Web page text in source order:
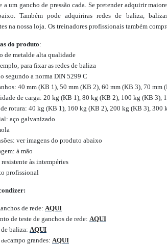
a um gancho de pressão cada. Se pretender adquirir
Também podeadquiriras redes de baliza,
na nossa loja Os treinadores profissionais também
do produto:
de metalde alta qualidade
para fixar as redes de baliza
segundo a norma DIN 5299 C
40 mm (KB 1), 50 mm (KB 2), 60 mm (KB 3), 70 mm
de carga: 20 kg (KB 1), 80 kg (KB 2), 100 kg (KB 3),
de rotura: 40 kg (KB 1), 160 kg (KB 2), 200 kg (KB 3), 300
aço galvanizado
ver imagens do produto abaixo
à mão
às intempéries
profissional
de rede: AQUI
de teste de ganchos de rede: AQUI
de baliza: AQUI
decampo grandes: AQUI